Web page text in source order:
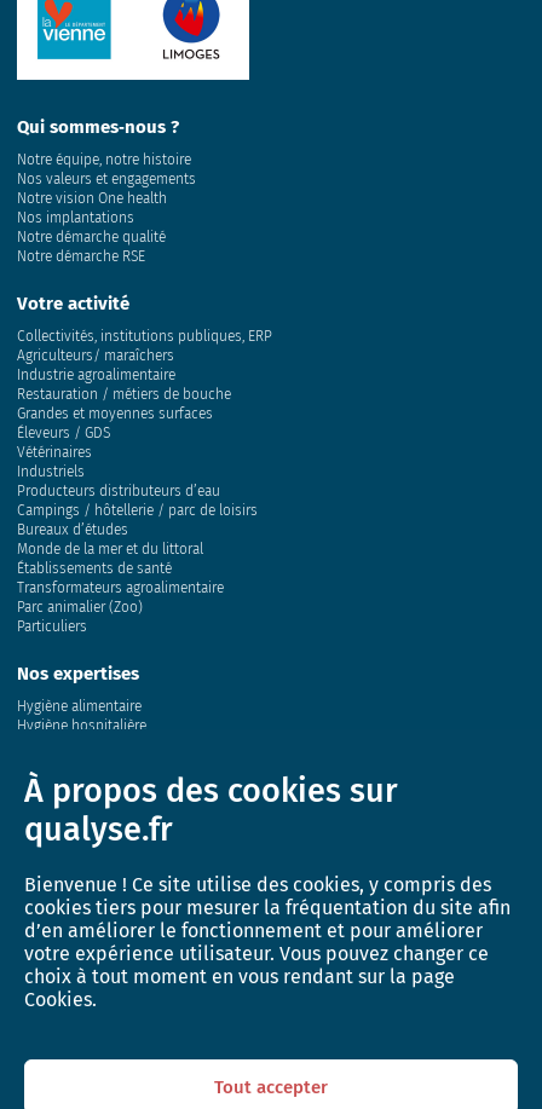
À propos des cookies sur
qualyse.fr
Bienvenue ! Ce site utilise des cookies, y compris des
cookies tiers pour mesurer la fréquentation du site afin
d’en améliorer le fonctionnement et pour améliorer
votre expérience utilisateur. Vous pouvez changer ce
choix à tout moment en vous rendant sur la page
Cookies.
Tout accepter
Qui sommes‑nous ?
Notre équipe, notre histoire
Nos valeurs et engagements
Notre vision One health
Nos implantations
Notre démarche qualité
Notre démarche RSE
Votre activité
Collectivités, institutions publiques, ERP
Agriculteurs/ maraîchers
Industrie agroalimentaire
Restauration / métiers de bouche
Grandes et moyennes surfaces
Éleveurs / GDS
Vétérinaires
Industriels
Producteurs distributeurs d’eau
Campings / hôtellerie / parc de loisirs
Bureaux d’études
Monde de la mer et du littoral
Établissements de santé
Transformateurs agroalimentaire
Parc animalier (Zoo)
Particuliers
Nos expertises
Hygiène alimentaire
Hygiène hospitalière
Sol
Conchyliculture
Milieu marin
Santé animale et génétique
Innovation
Recherche et développement
Activité de recherche
L’incubateur QUALYSE
Actualités
Boutique